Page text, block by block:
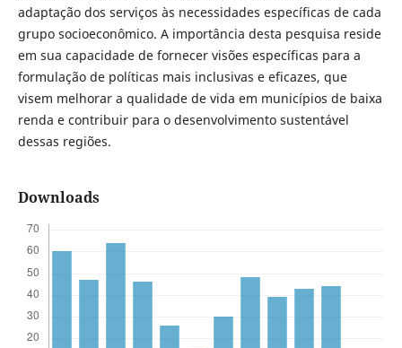
adaptação dos serviços às necessidades específicas de cada
grupo socioeconômico. A importância desta pesquisa reside
em sua capacidade de fornecer visões específicas para a
formulação de políticas mais inclusivas e eficazes, que
visem melhorar a qualidade de vida em municípios de baixa
renda e contribuir para o desenvolvimento sustentável
dessas regiões.
Downloads